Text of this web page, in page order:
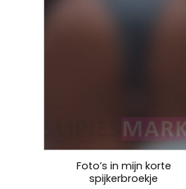
Foto’s in mijn korte
spijkerbroekje